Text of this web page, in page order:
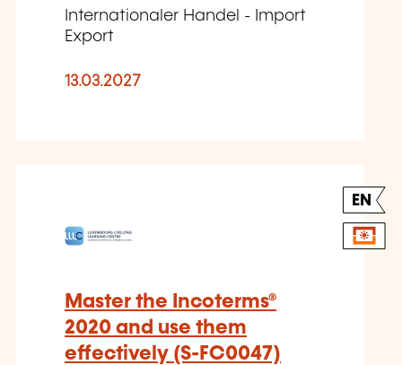
Internationaler Handel - Import
Export
13.03.2027
EN
Master the Incoterms®
2020 and use them
effectively (S-FC0047)